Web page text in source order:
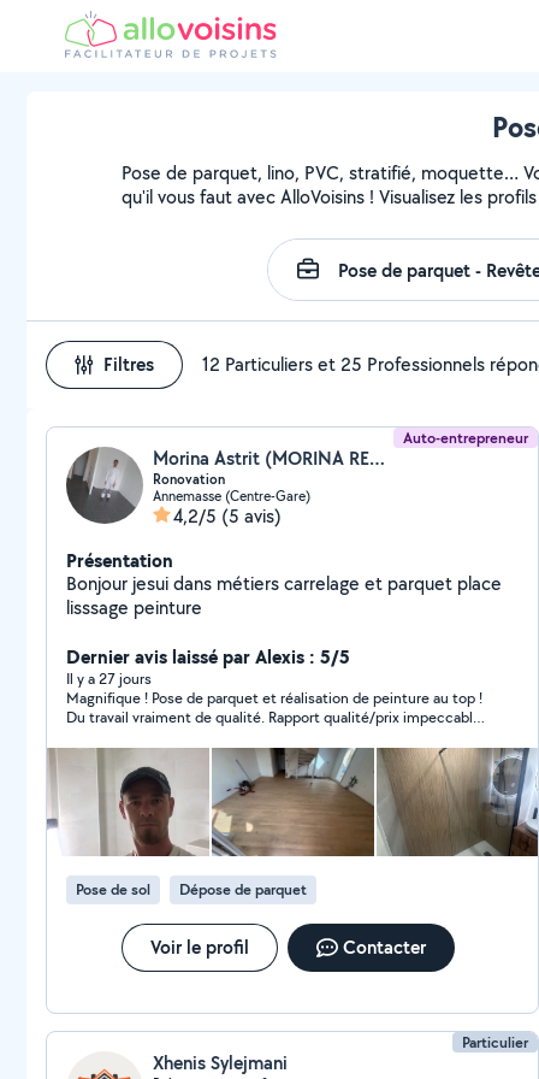
Pose de parquet, lino, PVC, stratifié, moquette…
qu'il vous faut avec AlloVoisins ! Visualisez les
Filtres 12 Particuliers et 25 Professionnels
Auto-entrepreneur
Morina Astrit (MORINA RENOVATION)
Ronovation
Annemasse (Centre-Gare)
4,2/5 (5 avis)
Présentation
Bonjour jesui dans métiers carrelage et parquet place
lisssage peinture
Dernier avis laissé par Alexis : 5/5
Il y a 27 jours
Magnifique ! Pose de parquet et réalisation de peinture au top !
Du travail vraiment de qualité. Rapport qualité/prix impeccable
Pose de sol Dépose de parquet
Voir le profil Contacter
Particulier
Xhenis Sylejmani